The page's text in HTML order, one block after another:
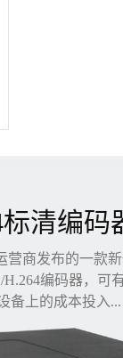
清编码
营商发布的一款
编码器，可
备上的成本投入...